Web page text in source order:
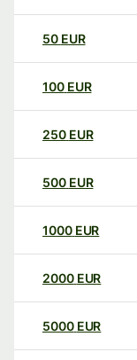
50 EUR
100 EUR
250 EUR
500 EUR
1000 EUR
2000 EUR
5000 EUR